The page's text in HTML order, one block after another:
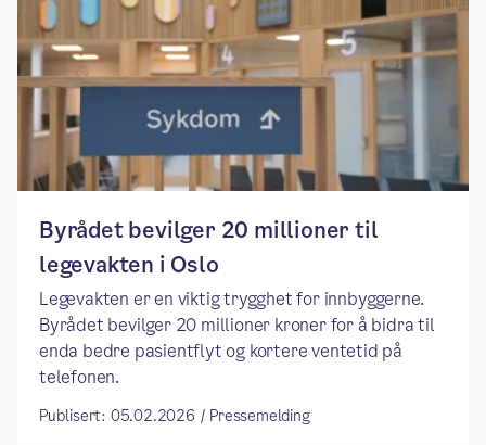
​​Byrådet bevilger 20 millioner til
legevakten i Oslo​
Legevakten er en viktig trygghet for innbyggerne.
Byrådet bevilger 20 millioner kroner for å bidra til
enda bedre pasientflyt og kortere ventetid på
telefonen.
Publisert: 05.02.2026 / Pressemelding